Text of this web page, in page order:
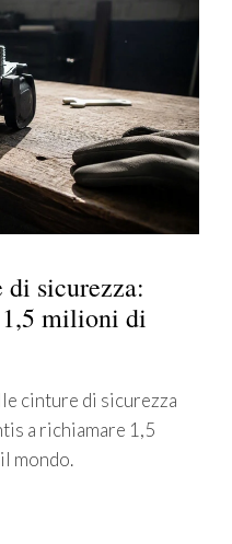
sicurezza:
milioni di
cinture di sicurezza
a richiamare 1,5
mondo.